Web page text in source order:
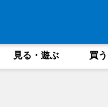
見る・遊ぶ 買う